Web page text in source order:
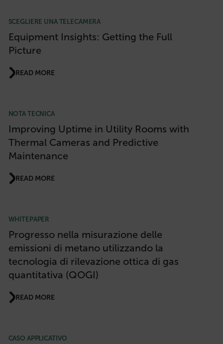
SCEGLIERE UNA TELECAMERA
Equipment Insights: Getting the Full
Picture
READ MORE
NOTA TECNICA
Improving Uptime in Utility Rooms with
Thermal Cameras and Predictive
Maintenance
READ MORE
WHITEPAPER
Progresso nella misurazione delle
emissioni di metano utilizzando la
tecnologia di rilevazione ottica di gas
quantitativa (QOGI)
READ MORE
CASO APPLICATIVO